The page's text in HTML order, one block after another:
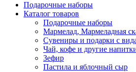
Подарочные наборы
Каталог товаров
Подарочные наборы
Мармелад, Мармеладная
Сувениры и подарки с
Чай, кофе и другие
Зефир
Пастила и яблочный сыр